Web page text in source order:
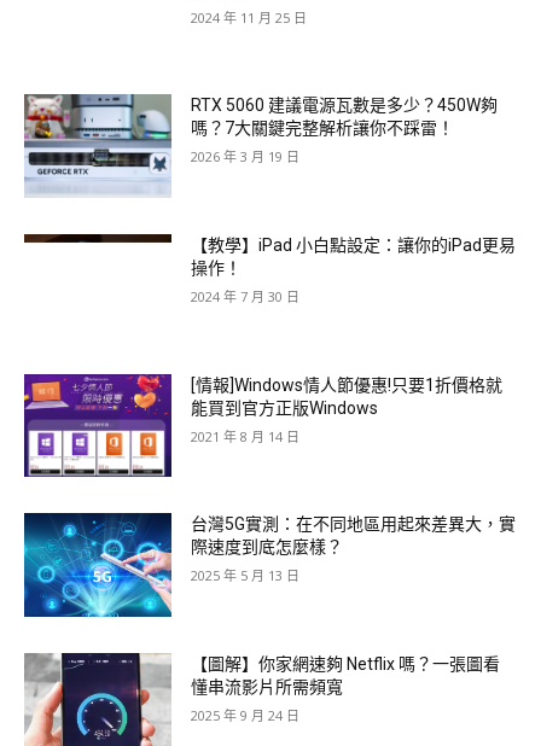
2024 年 11 月 25 日
RTX 5060 建議電源瓦數是多少？450W夠
嗎？7大關鍵完整解析讓你不踩雷！
2026 年 3 月 19 日
【教學】iPad 小白點設定：讓你的iPad更易
操作！
2024 年 7 月 30 日
[情報]Windows情人節優惠!只要1折價格就
能買到官方正版Windows
2021 年 8 月 14 日
台灣5G實測：在不同地區用起來差異大，實
際速度到底怎麼樣？
2025 年 5 月 13 日
【圖解】你家網速夠 Netflix 嗎？一張圖看
懂串流影片所需頻寬
2025 年 9 月 24 日